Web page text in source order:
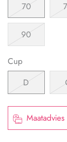
70
90
Cup
D
Maatadvies